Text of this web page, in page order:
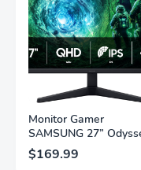
Monitor Gamer
SAMSUNG 27”
G5 G53F con
QHD, HDR10,
$169.99